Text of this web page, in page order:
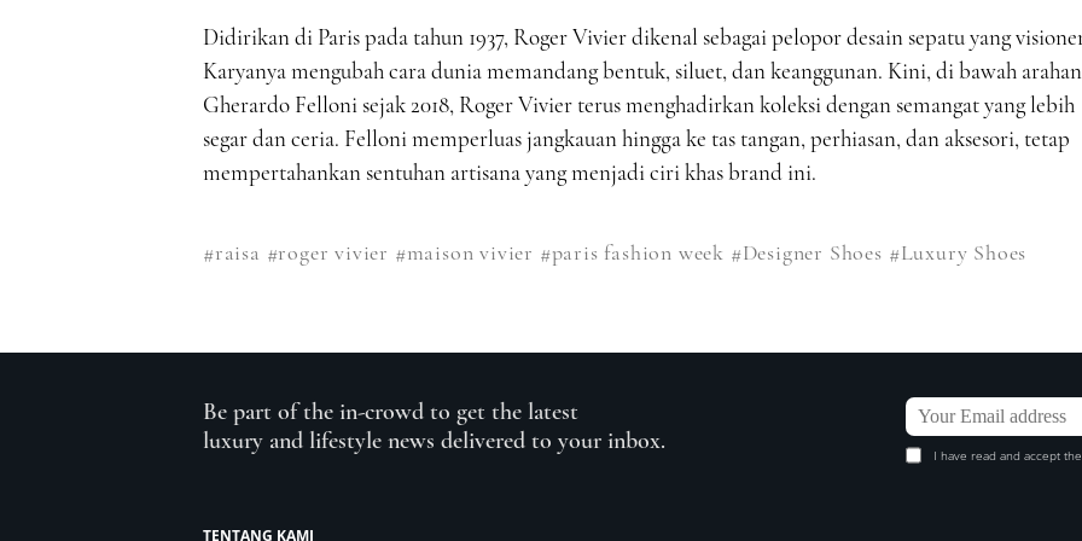
Didirikan di Paris pada tahun 1937, Roger Vivier dikenal sebagai pelopor desain sepatu yang
Karyanya mengubah cara dunia memandang bentuk, siluet, dan keanggunan. Kini, di bawah arahan
Gherardo Felloni sejak 2018, Roger Vivier terus menghadirkan koleksi dengan semangat yang lebih
segar dan ceria. Felloni memperluas jangkauan hingga ke tas tangan, perhiasan, dan aksesori, tetap
mempertahankan sentuhan artisana yang menjadi ciri khas brand ini.
#raisa #roger vivier #maison vivier #paris fashion week #Designer Shoes #Luxury Shoes
Be part of the in-crowd to get the latest
luxury and lifestyle news delivered to your inbox.
I have read and accept
TENTANG KAMI